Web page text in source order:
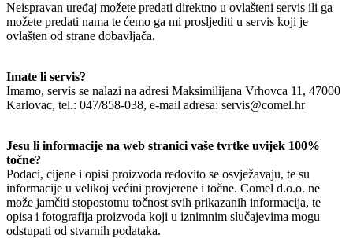
Neispravan uređaj možete predati direktno u ovlašteni servis ili ga
možete predati nama te ćemo ga mi prosljediti u servis koji je
ovlašten od strane dobavljača.
Imate li servis?
Imamo, servis se nalazi na adresi Maksimilijana Vrhovca 11, 47000
Karlovac, tel.: 047/858-038, e-mail adresa: servis@comel.hr
Jesu li informacije na web stranici vaše tvrtke uvijek 100%
točne?
Podaci, cijene i opisi proizvoda redovito se osvježavaju, te su
informacije u velikoj većini provjerene i točne. Comel d.o.o. ne
može jamčiti stopostotnu točnost svih prikazanih informacija, te
opisa i fotografija proizvoda koji u iznimnim slučajevima mogu
odstupati od stvarnih podataka.